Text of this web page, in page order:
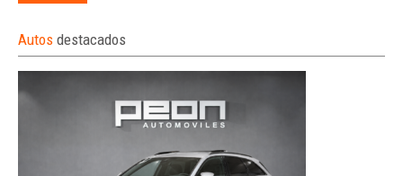
Autos destacados